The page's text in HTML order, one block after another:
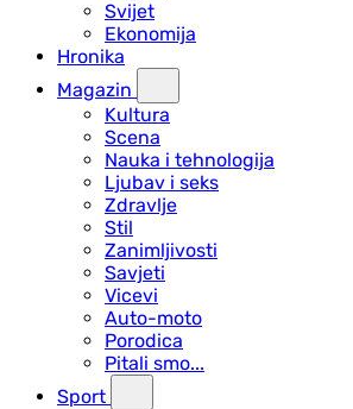
Svijet
Ekonomija
Hronika
Magazin
Kultura
Scena
Nauka i tehnologija
Ljubav i seks
Zdravlje
Stil
Zanimljivosti
Savjeti
Vicevi
Auto-moto
Porodica
Pitali smo...
Sport